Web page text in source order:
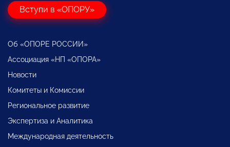
Вступи в «ОПОРУ»
Об «ОПОРЕ РОССИИ»
Ассоциация «НП «ОПОРА»
Новости
Комитеты и Комиссии
Региональное развитие
Экспертиза и Аналитика
Международная деятельность